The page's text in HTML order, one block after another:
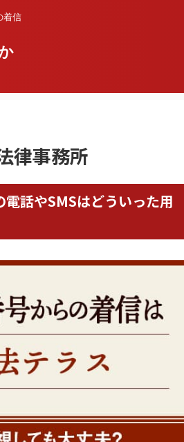
着信
律事務所
話やSMSはどういった用